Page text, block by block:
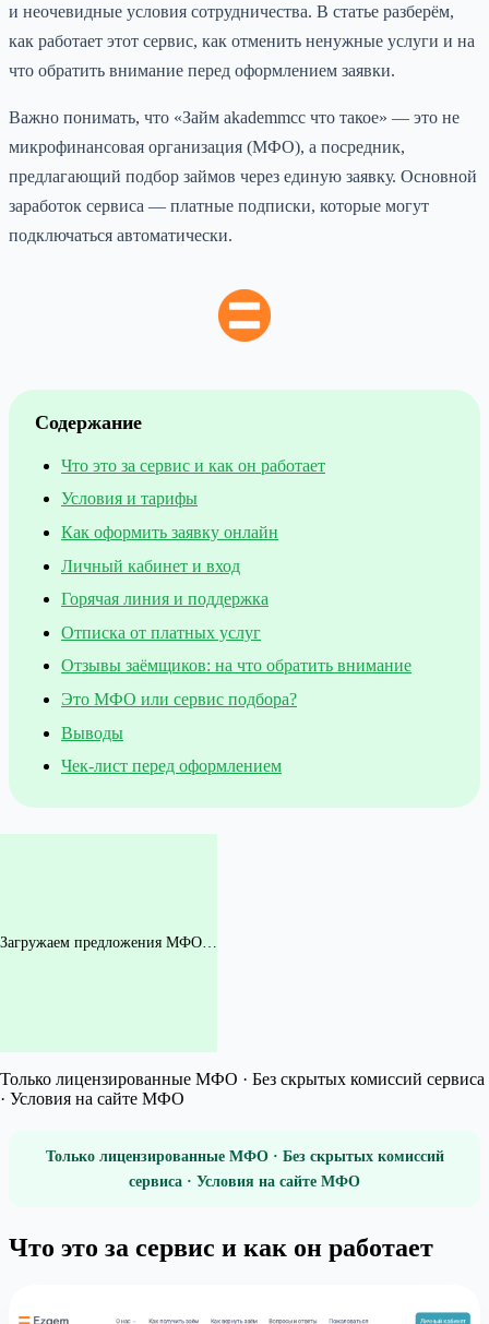
и неочевидные условия сотрудничества. В статье разберём,
как работает этот сервис, как отменить ненужные услуги и на
что обратить внимание перед оформлением заявки.
Важно понимать, что «Займ akademmcc что такое» — это не
микрофинансовая организация (МФО), а посредник,
предлагающий подбор займов через единую заявку. Основной
заработок сервиса — платные подписки, которые могут
подключаться автоматически.
Содержание
Что это за сервис и как он работает
Условия и тарифы
Как оформить заявку онлайн
Личный кабинет и вход
Горячая линия и поддержка
Отписка от платных услуг
Отзывы заёмщиков: на что обратить внимание
Это МФО или сервис подбора?
Выводы
Чек-лист перед оформлением
Загружаем предложения МФО…
Только лицензированные МФО · Без скрытых комиссий сервиса
· Условия на сайте МФО
Только лицензированные МФО · Без скрытых комиссий
сервиса · Условия на сайте МФО
Что это за сервис и как он работает